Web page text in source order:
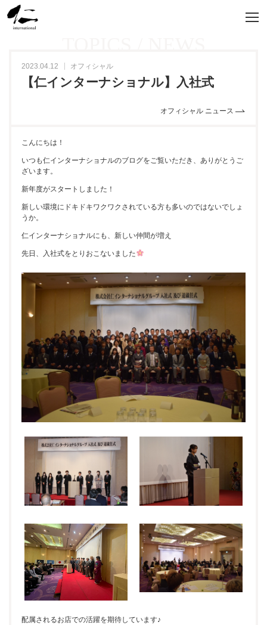
2023.04.12 オフィシャル
【仁インターナショナル】入社式
オフィシャル ニュース
こんにちは！
いつも仁インターナショナルのブログをご覧いただき、ありがとうご
ざいます。
新年度がスタートしました！
新しい環境にドキドキワクワクされている方も多いのではないでしょ
うか。
仁インターナショナルにも、新しい仲間が増え
先日、入社式をとりおこないました
配属されるお店での活躍を期待しています♪